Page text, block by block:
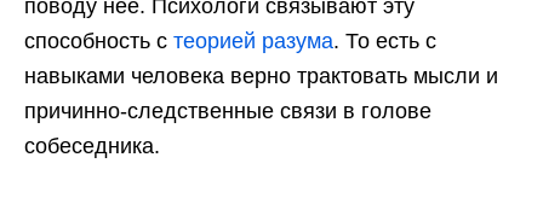
поводу нее. Психологи связывают эту
способность с теорией разума. То есть с
навыками человека верно трактовать мысли и
причинно-следственные связи в голове
собеседника.